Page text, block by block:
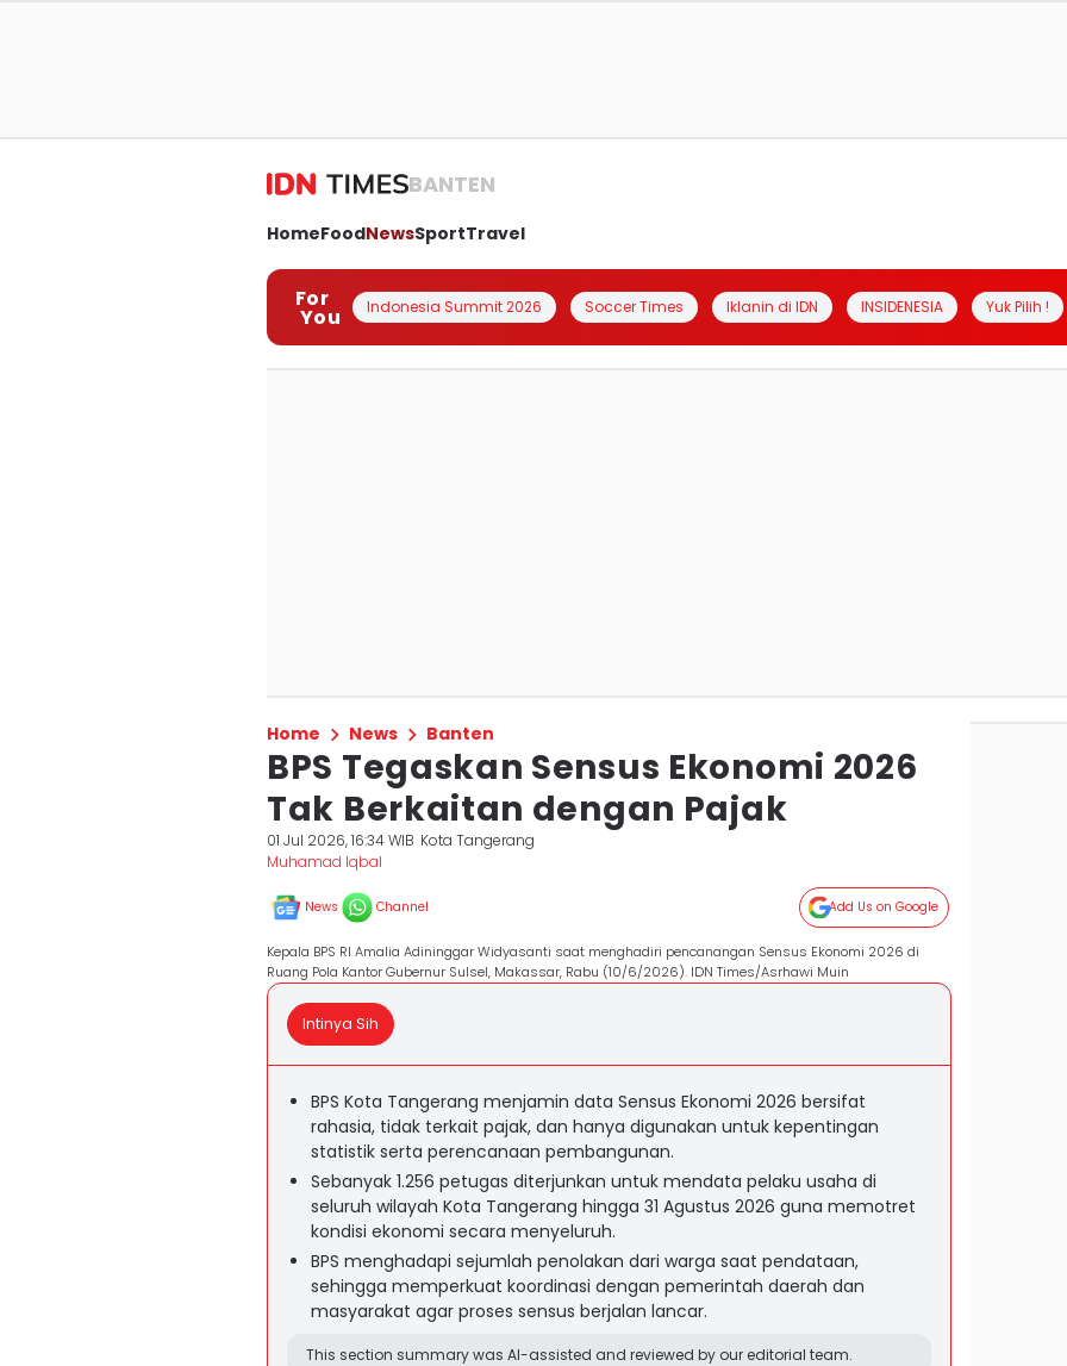
BANTEN
HomeFoodNewsSportTravel
For
You Indonesia Summit 2026 Soccer Times Iklanin di IDN INSIDENESIA Yuk Pilih !
Home News Banten
BPS Tegaskan Sensus Ekonomi 2026
Tak Berkaitan dengan Pajak
01 Jul 2026, 16:34 WIB Kota Tangerang
Muhamad Iqbal
News Channel Add Us on Google
Kepala BPS RI Amalia Adininggar Widyasanti saat menghadiri pencanangan Sensus Ekonomi 2026 di
Ruang Pola Kantor Gubernur Sulsel, Makassar, Rabu (10/6/2026). IDN Times/Asrhawi Muin
Intinya Sih
BPS Kota Tangerang menjamin data Sensus Ekonomi 2026 bersifat
rahasia, tidak terkait pajak, dan hanya digunakan untuk kepentingan
statistik serta perencanaan pembangunan.
Sebanyak 1.256 petugas diterjunkan untuk mendata pelaku usaha di
seluruh wilayah Kota Tangerang hingga 31 Agustus 2026 guna memotret
kondisi ekonomi secara menyeluruh.
BPS menghadapi sejumlah penolakan dari warga saat pendataan,
sehingga memperkuat koordinasi dengan pemerintah daerah dan
masyarakat agar proses sensus berjalan lancar.
This section summary was AI-assisted and reviewed by our editorial team.